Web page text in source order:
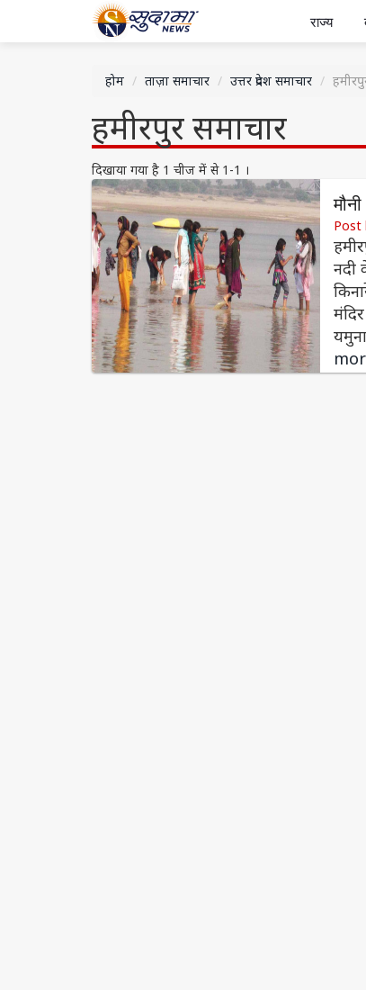
राज्य
होम ताज़ा समाचार उत्तर प्रदेश समाचार
हमीरपुर समाचार
दिखाया गया है 1 चीज में से 1-1 ।
Post
नदी